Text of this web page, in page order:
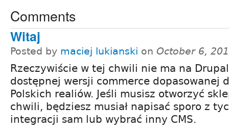
Comments
Witaj
Posted by maciej lukianski on October 6,
Rzeczywiście w tej chwili nie ma na
dostępnej wersji commerce dopasowanej
Polskich realiów. Jeśli musisz otworzyć
chwili, będziesz musiał napisać sporo z
integracji sam lub wybrać inny CMS.